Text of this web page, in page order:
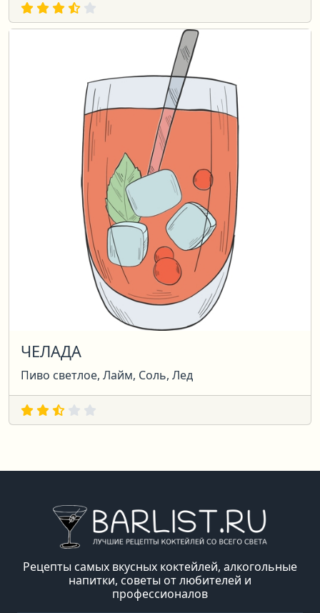
ЧЕЛАДА
Пиво светлое, Лайм, Соль, Лед
Рецепты самых вкусных коктейлей, алкогольные
напитки, советы от любителей и
профессионалов